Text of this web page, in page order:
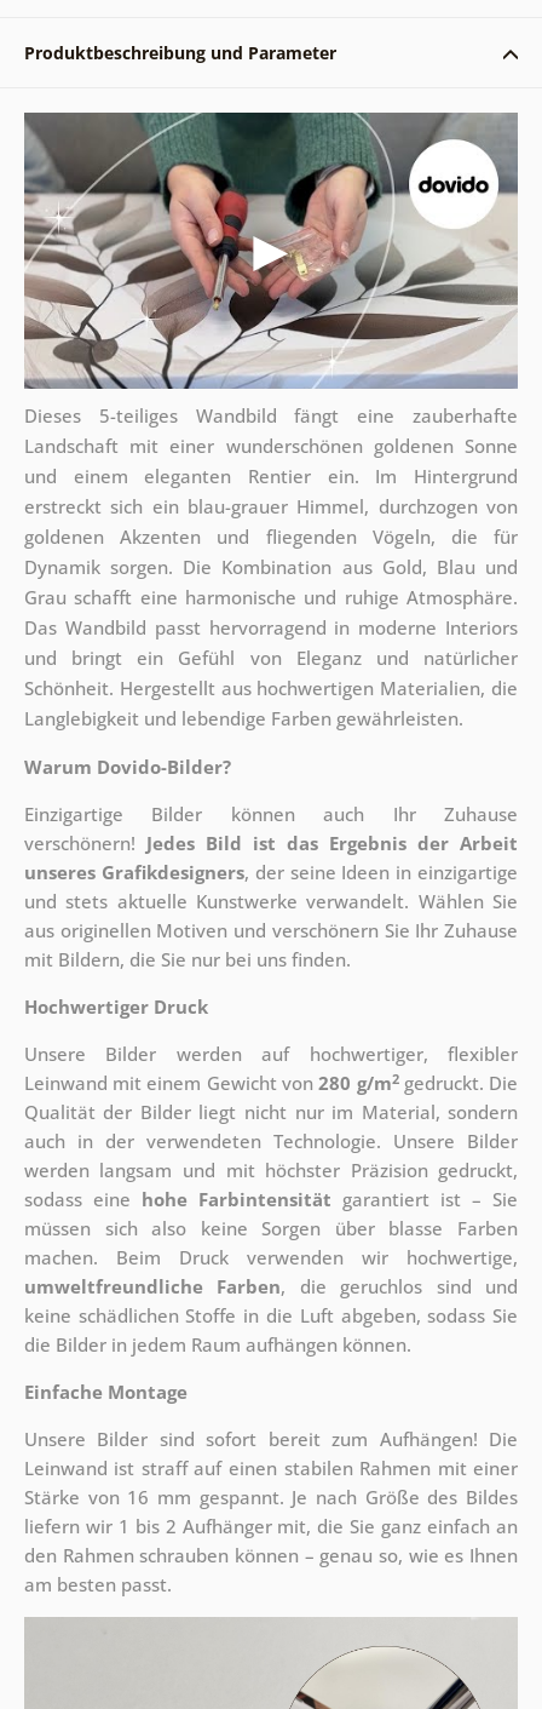
Produktbeschreibung und Parameter
Dieses 5-teiliges Wandbild fängt eine zauberhafte
Landschaft mit einer wunderschönen goldenen Sonne
und einem eleganten Rentier ein. Im Hintergrund
erstreckt sich ein blau-grauer Himmel, durchzogen von
goldenen Akzenten und fliegenden Vögeln, die für
Dynamik sorgen. Die Kombination aus Gold, Blau und
Grau schafft eine harmonische und ruhige Atmosphäre.
Das Wandbild passt hervorragend in moderne Interiors
und bringt ein Gefühl von Eleganz und natürlicher
Schönheit. Hergestellt aus hochwertigen Materialien, die
Langlebigkeit und lebendige Farben gewährleisten.
Warum Dovido-Bilder?
Einzigartige Bilder können auch Ihr Zuhause
verschönern! Jedes Bild ist das Ergebnis der Arbeit
unseres Grafikdesigners, der seine Ideen in einzigartige
und stets aktuelle Kunstwerke verwandelt. Wählen Sie
aus originellen Motiven und verschönern Sie Ihr Zuhause
mit Bildern, die Sie nur bei uns finden.
Hochwertiger Druck
Unsere Bilder werden auf hochwertiger, flexibler
Leinwand mit einem Gewicht von280 g/m2gedruckt. Die
Qualität der Bilder liegt nicht nur im Material, sondern
auch in der verwendeten Technologie. Unsere Bilder
werden langsam und mit höchster Präzision gedruckt,
sodass eine hohe Farbintensität garantiert ist – Sie
müssen sich also keine Sorgen über blasse Farben
machen. Beim Druck verwenden wir hochwertige,
umweltfreundliche Farben, die geruchlos sind und
keine schädlichen Stoffe in die Luft abgeben, sodass Sie
die Bilder in jedem Raum aufhängen können.
Einfache Montage
Unsere Bilder sind sofort bereit zum Aufhängen! Die
Leinwand ist straff auf einen stabilen Rahmen mit einer
Stärke von 16 mm gespannt. Je nach Größe des Bildes
liefern wir 1 bis 2 Aufhänger mit, die Sie ganz einfach an
den Rahmen schrauben können – genau so, wie es Ihnen
am besten passt.